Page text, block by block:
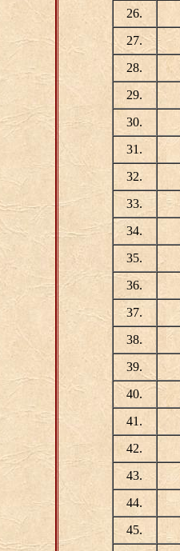
26.
27.
28.
29.
30.
31.
32.
33.
34.
35.
36.
37.
38.
39.
40.
41.
42.
43.
44.
45.